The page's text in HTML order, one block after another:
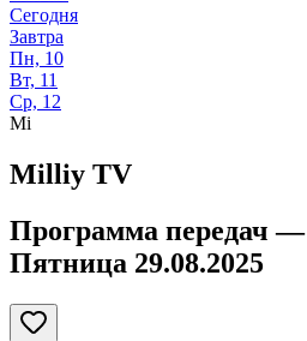
Сегодня
Завтра
Пн, 10
Вт, 11
Ср, 12
Mi
Milliy TV
Программа передач —
Пятница 29.08.2025